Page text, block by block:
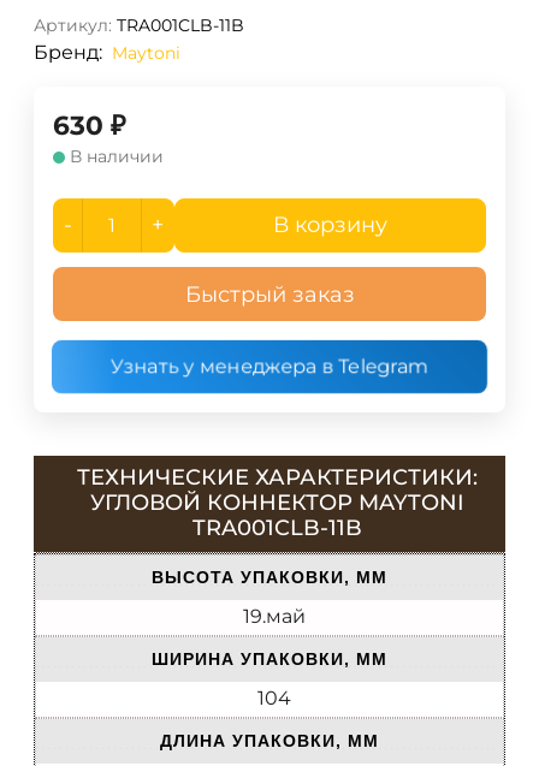
Артикул: TRA001CLB-11B
Бренд: Maytoni
630 ₽
В наличии
- + В корзину
Быстрый заказ
Узнать у менеджера в Telegram
ТЕХНИЧЕСКИЕ ХАРАКТЕРИСТИКИ:
УГЛОВОЙ КОННЕКТОР MAYTONI
TRA001CLB-11B
ВЫСОТА УПАКОВКИ, ММ
19.май
ШИРИНА УПАКОВКИ, ММ
104
ДЛИНА УПАКОВКИ, ММ